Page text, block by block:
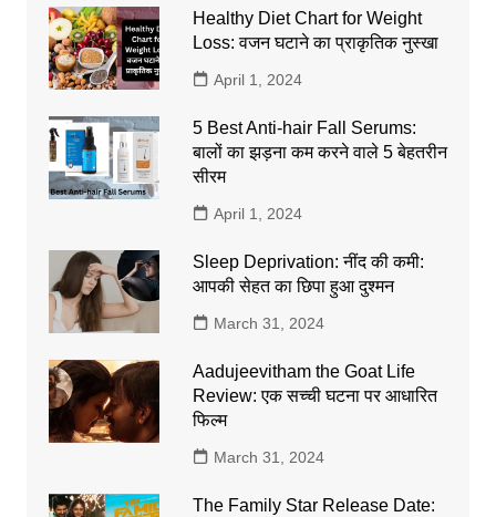
Healthy Diet Chart for Weight
Loss: वजन घटाने का प्राकृतिक नुस्खा
April 1, 2024
5 Best Anti-hair Fall Serums:
बालों का झड़ना कम करने वाले 5 बेहतरीन
सीरम
April 1, 2024
Sleep Deprivation: नींद की कमी:
आपकी सेहत का छिपा हुआ दुश्मन
March 31, 2024
Aadujeevitham the Goat Life
Review: एक सच्ची घटना पर आधारित
फिल्म
March 31, 2024
The Family Star Release Date: